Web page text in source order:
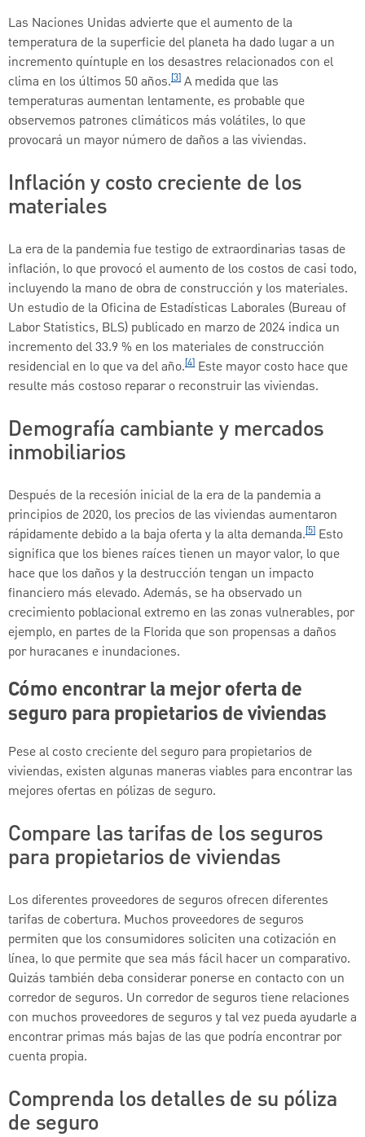
Las Naciones Unidas advierte que el aumento de la
temperatura de la superficie del planeta ha dado lugar a un
incremento quíntuple en los desastres relacionados con el
clima en los últimos 50 años.[3] A medida que las
temperaturas aumentan lentamente, es probable que
observemos patrones climáticos más volátiles, lo que
provocará un mayor número de daños a las viviendas.
Inflación y costo creciente de los
materiales
La era de la pandemia fue testigo de extraordinarias tasas de
inflación, lo que provocó el aumento de los costos de casi todo,
incluyendo la mano de obra de construcción y los materiales.
Un estudio de la Oficina de Estadísticas Laborales (Bureau of
Labor Statistics, BLS) publicado en marzo de 2024 indica un
incremento del 33.9 % en los materiales de construcción
residencial en lo que va del año.[4] Este mayor costo hace que
resulte más costoso reparar o reconstruir las viviendas.
Demografía cambiante y mercados
inmobiliarios
Después de la recesión inicial de la era de la pandemia a
principios de 2020, los precios de las viviendas aumentaron
rápidamente debido a la baja oferta y la alta demanda.[5] Esto
significa que los bienes raíces tienen un mayor valor, lo que
hace que los daños y la destrucción tengan un impacto
financiero más elevado. Además, se ha observado un
crecimiento poblacional extremo en las zonas vulnerables, por
ejemplo, en partes de la Florida que son propensas a daños
por huracanes e inundaciones.
Cómo encontrar la mejor oferta de
seguro para propietarios de viviendas
Pese al costo creciente del seguro para propietarios de
viviendas, existen algunas maneras viables para encontrar las
mejores ofertas en pólizas de seguro.
Compare las tarifas de los seguros
para propietarios de viviendas
Los diferentes proveedores de seguros ofrecen diferentes
tarifas de cobertura. Muchos proveedores de seguros
permiten que los consumidores soliciten una cotización en
línea, lo que permite que sea más fácil hacer un comparativo.
Quizás también deba considerar ponerse en contacto con un
corredor de seguros. Un corredor de seguros tiene relaciones
con muchos proveedores de seguros y tal vez pueda ayudarle a
encontrar primas más bajas de las que podría encontrar por
cuenta propia.
Comprenda los detalles de su póliza
de seguro